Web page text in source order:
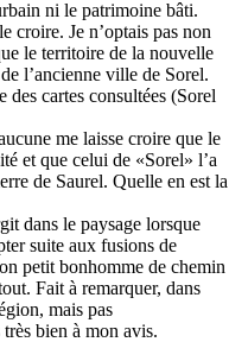
ni le patrimoine bâti.
croire. Je n’optais pas non
le territoire de la nouvelle
l’ancienne ville de Sorel.
des cartes consultées (Sorel
me laisse croire que le
et que celui de «Sorel» l’a
de Saurel. Quelle en est la
dans le paysage lorsque
suite aux fusions de
petit bonhomme de chemin
Fait à remarquer, dans
mais pas
bien à mon avis.